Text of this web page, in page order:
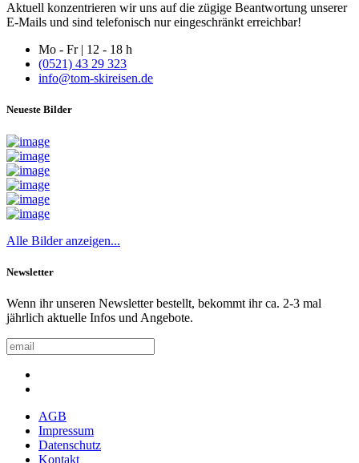
Aktuell konzentrieren wir uns auf die zügige Beantwortung unserer
E-Mails und sind telefonisch nur eingeschränkt erreichbar!
Mo - Fr | 12 - 18 h
(0521) 43 29 323
info@tom-skireisen.de
Neueste Bilder
Alle Bilder anzeigen...
Newsletter
Wenn ihr unseren Newsletter bestellt, bekommt ihr ca. 2-3 mal
jährlich aktuelle Infos und Angebote.
AGB
Impressum
Datenschutz
Kontakt